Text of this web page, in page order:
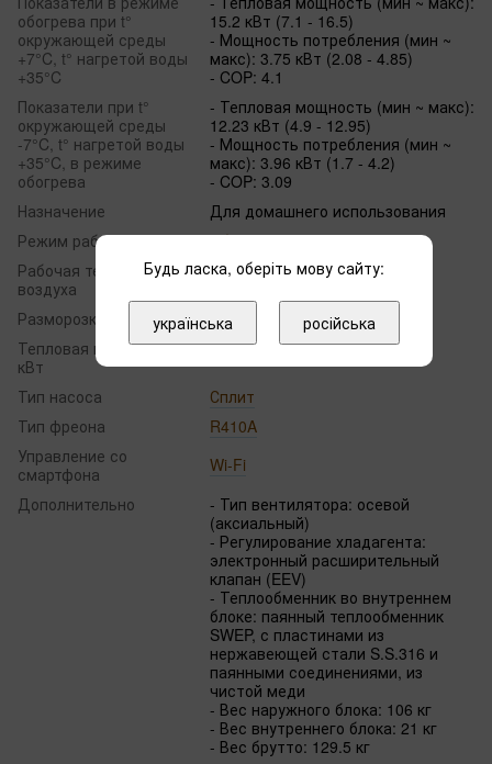
обогрева при t°
окружающей среды
+7°C, t° нагретой воды
+35°C
15.2 кВт (7.1 - 16.5)
- Мощность потребления (мин ~
макс): 3.75 кВт (2.08 - 4.85)
- COP: 4.1
Показатели при t°
окружающей среды
-7°C, t° нагретой воды
+35°C, в режиме
обогрева
- Тепловая мощность (мин ~ макс):
12.23 кВт (4.9 - 12.95)
- Мощность потребления (мин ~
макс): 3.96 кВт (1.7 - 4.2)
- COP: 3.09
Назначение
Для домашнего использования
Режим работы
Обогрев и охлаждение
Рабочая температура
воздуха
от -25℃ до +43 ℃
Разморозка
Автоматически
Тепловая мощность,
кВт
Тип насоса
Сплит
Тип фреона
R410A
Управление со
смартфона
Wi-Fi
Дополнительно
- Тип вентилятора: осевой
(аксиальный)
- Регулирование хладагента:
электронный расширительный
клапан (EEV)
- Теплообменник во внутреннем
блоке: паянный теплообменник
SWEP, с пластинами из
нержавеющей стали S.S.316 и
паянными соединениями, из
чистой меди
- Вес наружного блока: 106 кг
- Вес внутреннего блока: 21 кг
- Вес брутто: 129.5 кг
Будь ласка, оберіть мову сайту:
українська російська